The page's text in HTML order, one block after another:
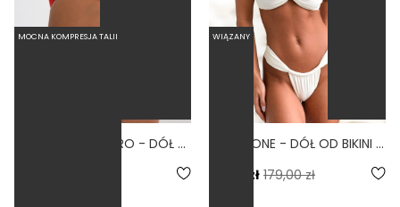
WYSOKIE LINKI FIERO - DÓŁ OD BIKINI WYSOKI STAN BRAZYLIANY CZERWONY
AURA BONE - DÓŁ OD BIKINI WYCIĘTY BRAZYLIJSKI BIAŁY
89,50 zł 179,00 zł
MOCNA KOMPRESJA TALII WIĄZANY